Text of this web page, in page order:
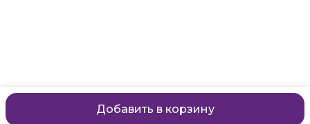
Добавить в корзину